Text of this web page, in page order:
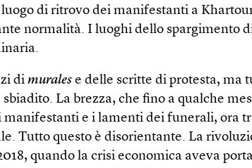
di ritrovo dei manifestanti a
normalità. I luoghi dello spargimento
di muralese delle scritte di protesta, ma
La brezza, che fino a qualche
e i lamenti dei funerali, ora
Tutto questo è disorientante. La
quando la crisi economica aveva